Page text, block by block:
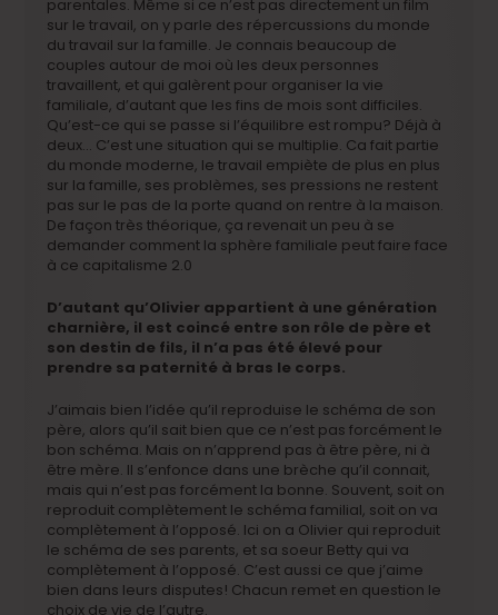
parentales. Même si ce n’est pas directement un film
sur le travail, on y parle des répercussions du monde
du travail sur la famille. Je connais beaucoup de
couples autour de moi où les deux personnes
travaillent, et qui galèrent pour organiser la vie
familiale, d’autant que les fins de mois sont difficiles.
Qu’est-ce qui se passe si l’équilibre est rompu? Déjà à
deux… C’est une situation qui se multiplie. Ca fait partie
du monde moderne, le travail empiète de plus en plus
sur la famille, ses problèmes, ses pressions ne restent
pas sur le pas de la porte quand on rentre à la maison.
De façon très théorique, ça revenait un peu à se
demander comment la sphère familiale peut faire face
à ce capitalisme 2.0
D’autant qu’Olivier appartient à une génération
charnière, il est coincé entre son rôle de père et
son destin de fils, il n’a pas été élevé pour
prendre sa paternité à bras le corps.
J’aimais bien l’idée qu’il reproduise le schéma de son
père, alors qu’il sait bien que ce n’est pas forcément le
bon schéma. Mais on n’apprend pas à être père, ni à
être mère. Il s’enfonce dans une brèche qu’il connait,
mais qui n’est pas forcément la bonne. Souvent, soit on
reproduit complètement le schéma familial, soit on va
complètement à l’opposé. Ici on a Olivier qui reproduit
le schéma de ses parents, et sa soeur Betty qui va
complètement à l’opposé. C’est aussi ce que j’aime
bien dans leurs disputes! Chacun remet en question le
choix de vie de l’autre.